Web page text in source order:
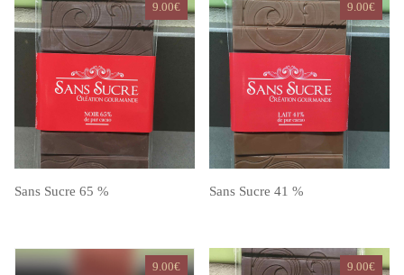
Sans Sucre 65 %
9.00€
Sans Sucre 41 %
9.00€
9.00€ 9.00€